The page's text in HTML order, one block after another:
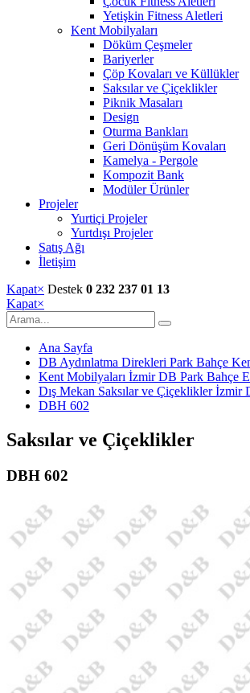
Yetişkin Fitness Aletleri
Kent Mobilyaları
Döküm Çeşmeler
Bariyerler
Çöp Kovaları ve Küllükler
Saksılar ve Çiçeklikler
Piknik Masaları
Design
Oturma Bankları
Geri Dönüşüm Kovaları
Kamelya - Pergole
Kompozit Bank
Modüler Ürünler
Projeler
Yurtiçi Projeler
Yurtdışı Projeler
Satış Ağı
İletişim
Kapat× Destek 0 232 237 01 13
Kapat×
Ana Sayfa
DB Aydınlatma Direkleri Park Bahçe
Kent Mobilyaları İzmir DB Park Bahçe
Dış Mekan Saksılar ve Çiçeklikler İzmir
DBH 602
Saksılar ve Çiçeklikler
DBH 602